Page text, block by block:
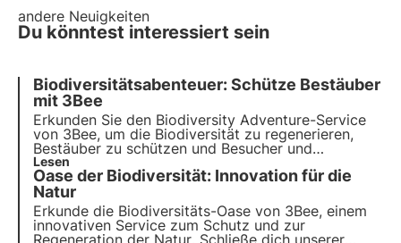
andere Neuigkeiten
Du könntest interessiert sein
Biodiversitätsabenteuer: Schütze Bestäuber
mit 3Bee
Erkunden Sie den Biodiversity Adventure-Service
von 3Bee, um die Biodiversität zu regenerieren,
Bestäuber zu schützen und Besucherund
Mitarbeiter
Sie jetzt für eine nachhaltige Zukunft!
Lesen
Oase der Biodiversität: Innovation für die
Natur
Erkunde die Biodiversitäts-Oase von 3Bee, einem
innovativen Service zum Schutz und zur
Regeneration der Natur. Schließe dich unserer